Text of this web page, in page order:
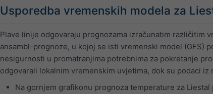
Usporedba vremenskih modela za
Plave linije odgovaraju prognozama izračunatim različitim
ansambl-prognoze, u kojoj se isti vremenski model (GFS)
nesigurnosti u promatranjima potrebnima za pokretanje
odgovarali lokalnim vremenskim uvjetima, dok su podaci
Na gornjem grafikonu prognoza temperature za